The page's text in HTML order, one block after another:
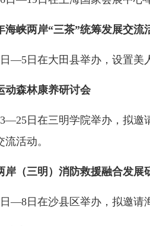
海峡两岸“三茶”统筹发展交
日在大田县举办，设置美
动森林康养研讨会
日在三明学院举办，拟邀请
活动。
岸（三明）消防救援融合发展
日在沙县区举办，拟邀请海